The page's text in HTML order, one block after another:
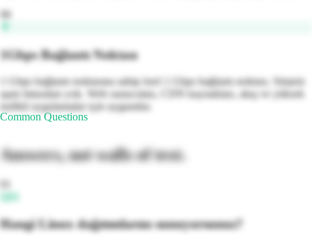
06
1Gbps Bağlantı Noktası
1 Gbps bağlantı noktasına sahip özel 1 Gbps bağlantı noktası. Sürpriz
aşım faturaları yok. Web sunucuları, CDN kaynakları, akış ve yüksek
trafikli uygulamalar için uygundur.
Common Questions
Answers, not walls of text.
Q01
Hangi Linux dağıtımlarını sunuyorsunuz?